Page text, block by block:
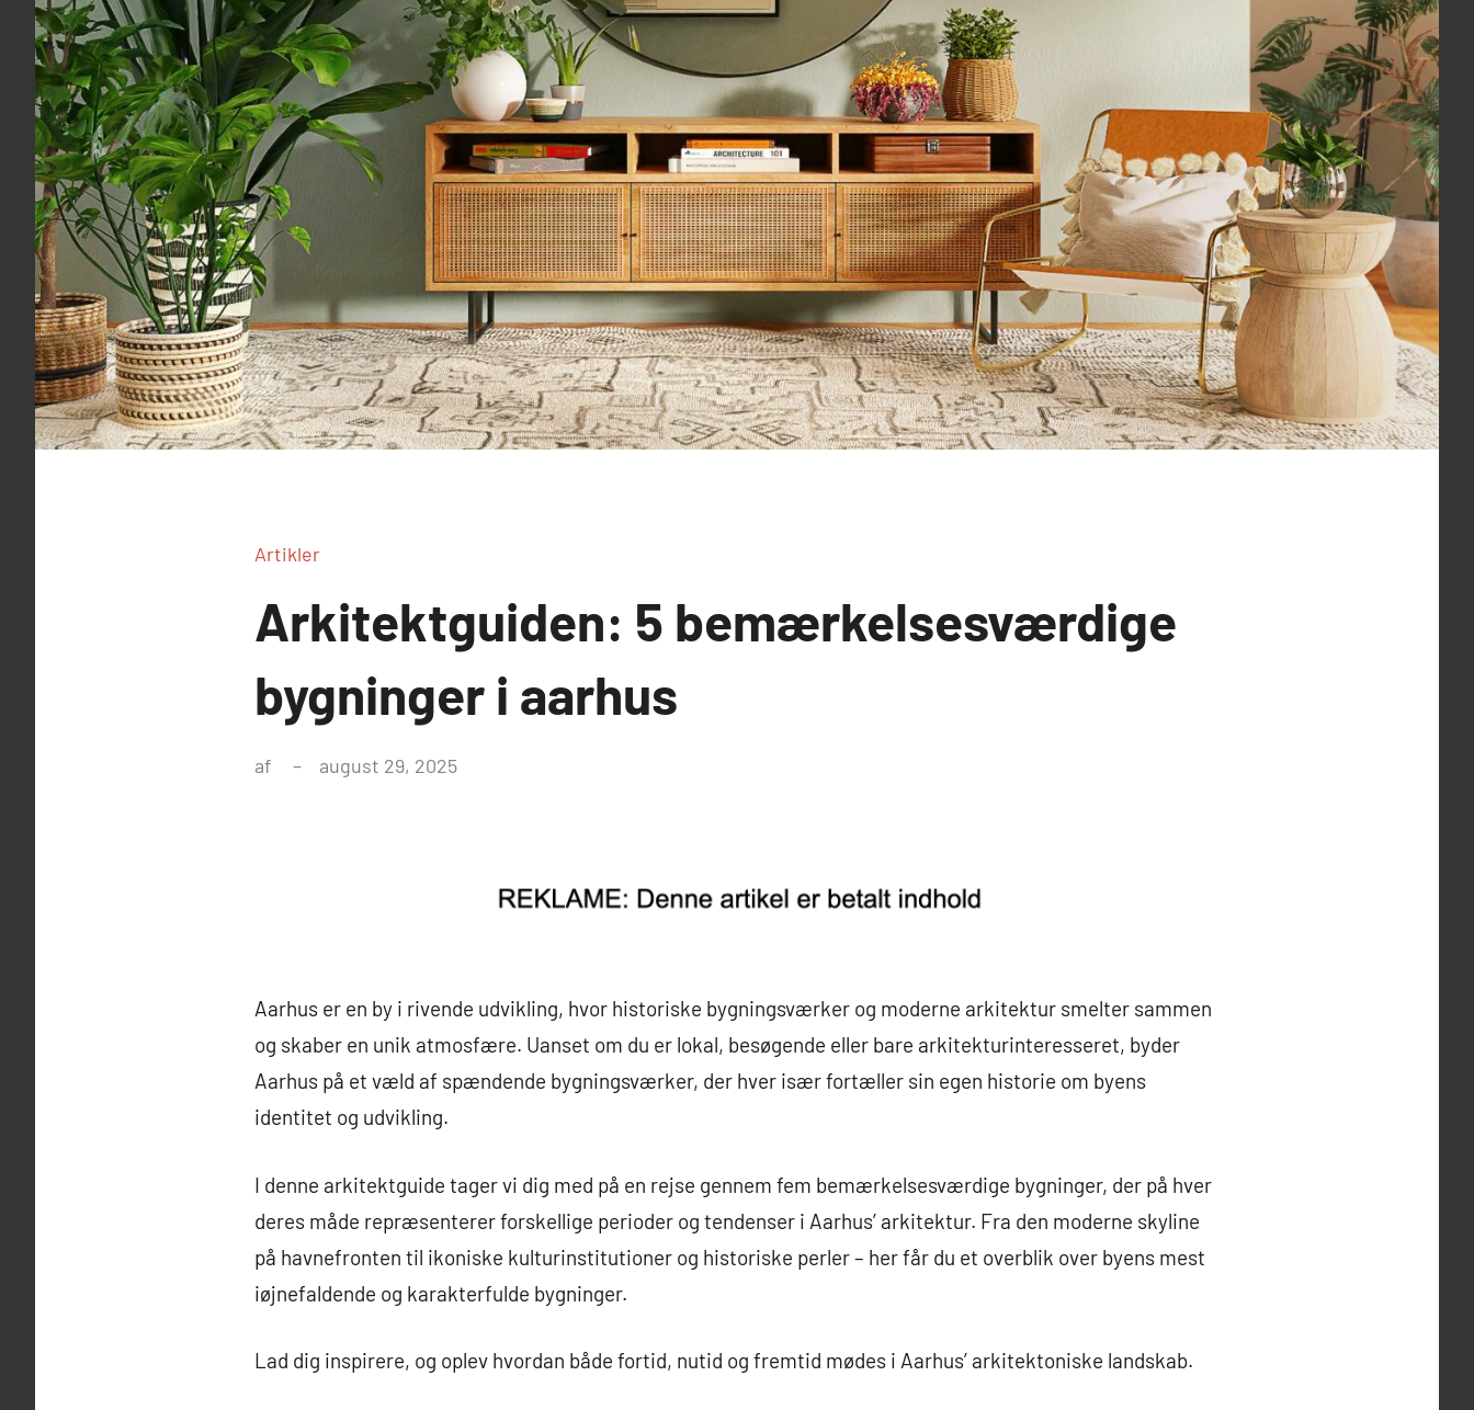
Artikler
Arkitektguiden: 5 bemærkelsesværdige
bygninger i aarhus
af august 29, 2025
Aarhus er en by i rivende udvikling, hvor historiske bygningsværker og moderne arkitektur smelter sammen
og skaber en unik atmosfære. Uanset om du er lokal, besøgende eller bare arkitekturinteresseret, byder
Aarhus på et væld af spændende bygningsværker, der hver især fortæller sin egen historie om byens
identitet og udvikling.
I denne arkitektguide tager vi dig med på en rejse gennem fem bemærkelsesværdige bygninger, der på hver
deres måde repræsenterer forskellige perioder og tendenser i Aarhus’ arkitektur. Fra den moderne skyline
på havnefronten til ikoniske kulturinstitutioner og historiske perler – her får du et overblik over byens mest
iøjnefaldende og karakterfulde bygninger.
Lad dig inspirere, og oplev hvordan både fortid, nutid og fremtid mødes i Aarhus’ arkitektoniske landskab.